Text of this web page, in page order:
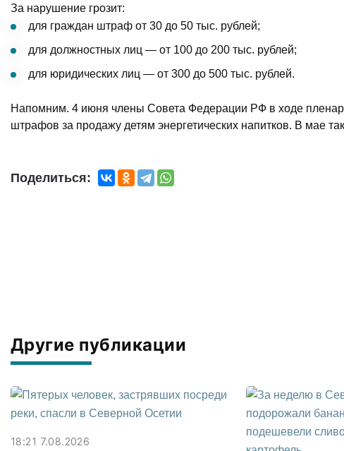
За нарушение грозит:
для граждан штраф от 30 до 50 тыс. рублей;
для должностных лиц — от 100 до 200 тыс. рублей;
для юридических лиц — от 300 до 500 тыс. рублей.
Напомним. 4 июня члены Совета Федерации РФ в ходе
штрафов за продажу детям энергетических напитков. В мае
Поделиться:
Другие публикации
18:21 7.08.2026